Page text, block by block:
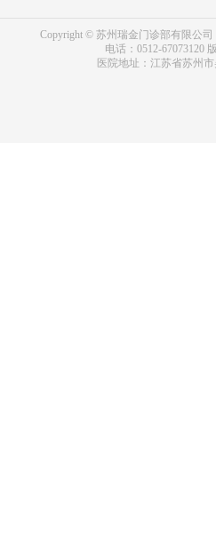
Copyright © 苏州瑞金门诊部有限公司
电话：0512-67073120
医院地址：江苏省苏州